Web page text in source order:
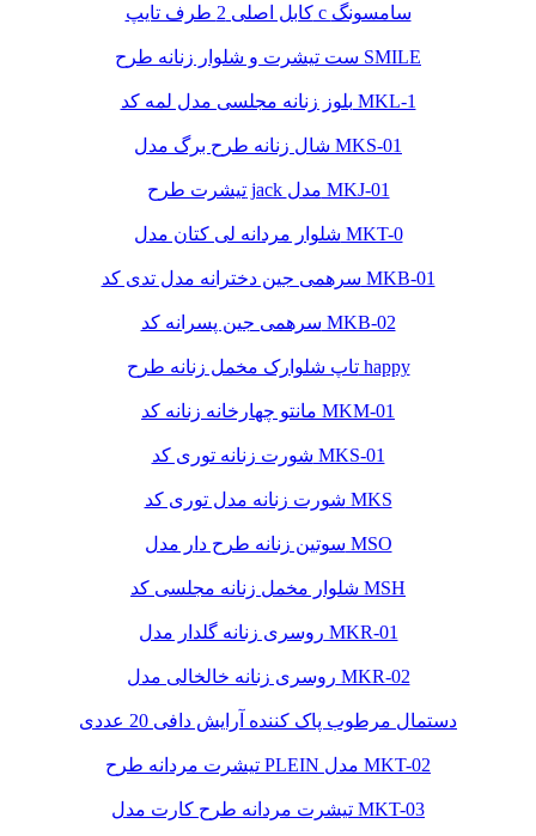
کابل اصلی 2 طرف تایپ c سامسونگ
ست تیشرت و شلوار زنانه طرح SMILE
بلوز زنانه مجلسی مدل لمه کد MKL-1
شال زنانه طرح برگ مدل MKS-01
تیشرت طرح jack مدل MKJ-01
شلوار مردانه لی کتان مدل MKT-0
سرهمی جین دخترانه مدل تدی کد MKB-01
سرهمی جین پسرانه کد MKB-02
تاپ شلوارک مخمل زنانه طرح happy
مانتو چهارخانه زنانه کد MKM-01
شورت زنانه توری کد MKS-01
شورت زنانه مدل توری کد MKS
سوتین زنانه طرح دار مدل MSO
شلوار مخمل زنانه مجلسی کد MSH
روسری زنانه گلدار مدل MKR-01
روسری زنانه خالخالی مدل MKR-02
دستمال مرطوب پاک کننده آرایش دافی 20 عددی
تیشرت مردانه طرح PLEIN مدل MKT-02
تیشرت مردانه طرح کارت مدل MKT-03